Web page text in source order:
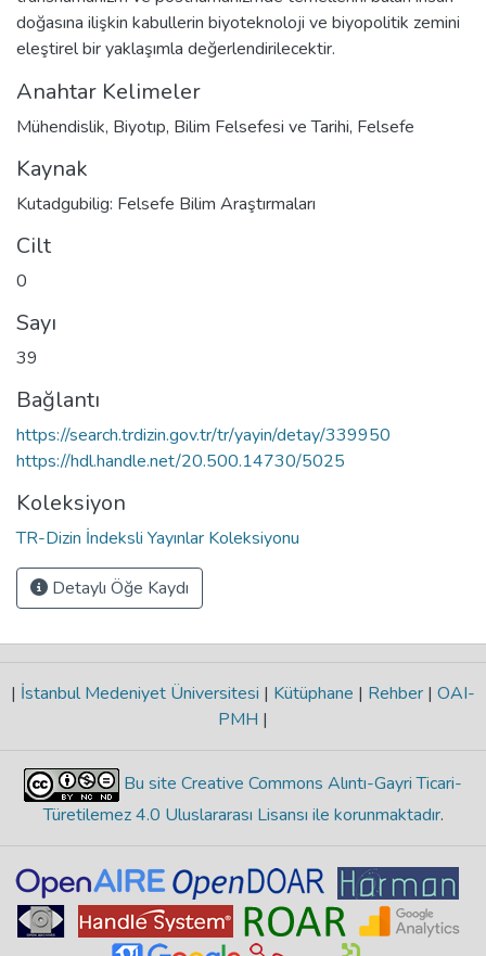
doğasına ilişkin kabullerin biyoteknoloji ve biyopolitik zemini
eleştirel bir yaklaşımla değerlendirilecektir.
Anahtar Kelimeler
Mühendislik, Biyotıp, Bilim Felsefesi ve Tarihi, Felsefe
Kaynak
Kutadgubilig: Felsefe Bilim Araştırmaları
Cilt
0
Sayı
39
Bağlantı
https://search.trdizin.gov.tr/tr/yayin/detay/339950
https://hdl.handle.net/20.500.14730/5025
Koleksiyon
TR-Dizin İndeksli Yayınlar Koleksiyonu
Detaylı Öğe Kaydı
| İstanbul Medeniyet Üniversitesi | Kütüphane | Rehber | OAI-
PMH |
Bu site Creative Commons Alıntı-Gayri Ticari-
Türetilemez 4.0 Uluslararası Lisansı ile korunmaktadır.